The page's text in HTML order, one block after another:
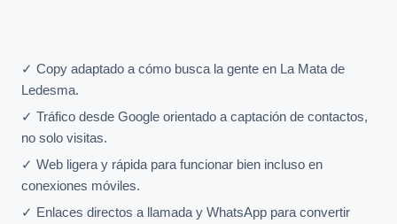
✓ Copy adaptado a cómo busca la gente en La Mata de
Ledesma.
✓ Tráfico desde Google orientado a captación de contactos,
no solo visitas.
✓ Web ligera y rápida para funcionar bien incluso en
conexiones móviles.
✓ Enlaces directos a llamada y WhatsApp para convertir